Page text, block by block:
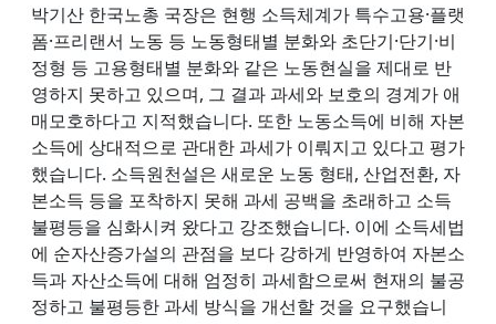
박기산 한국노총 국장은 현행 소득체계가 특수고용·플랫
폼·프리랜서 노동 등 노동형태별 분화와 초단기·단기·비
정형 등 고용형태별 분화와 같은 노동현실을 제대로 반
영하지 못하고 있으며, 그 결과 과세와 보호의 경계가 애
매모호하다고 지적했습니다. 또한 노동소득에 비해 자본
소득에 상대적으로 관대한 과세가 이뤄지고 있다고 평가
했습니다. 소득원천설은 새로운 노동 형태, 산업전환, 자
본소득 등을 포착하지 못해 과세 공백을 초래하고 소득
불평등을 심화시켜 왔다고 강조했습니다. 이에 소득세법
에 순자산증가설의 관점을 보다 강하게 반영하여 자본소
득과 자산소득에 대해 엄정히 과세함으로써 현재의 불공
정하고 불평등한 과세 방식을 개선할 것을 요구했습니